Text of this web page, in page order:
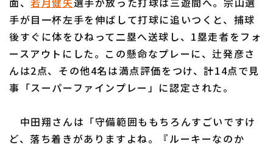
特定商取引法の表示 アルバイト募集（別ウィンドウで開く
手が目一杯左手を伸ばして打球に追いつくと、捕球
後すぐに体をひねって二塁へ送球し、1塁走者をフォ
ースアウトにした。この懸命なプレーに、辻発彦さ
んは2点、その他4名は満点評価をつけ、計14点で見
事「スーパーファインプレー」に認定された。
中田翔さんは「守備範囲ももちろんすごいですけ
ど、落ち着きがありますよね。『ルーキーなのか